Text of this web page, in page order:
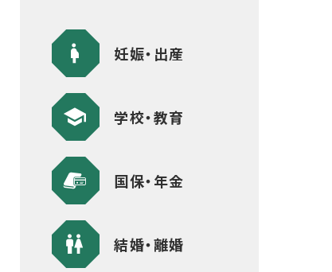
妊娠・出産
学校・教育
国保・年金
結婚・離婚